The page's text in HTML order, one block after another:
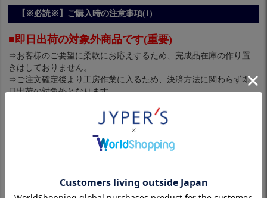
【※必読※】ご購入時の注意事項(1)
■即日出荷の対象外商品です(重要)
⇒お客様のご要望に柔軟にお応えするため、完成品在庫の作り置
きはしておりません。
⇒ご注文確定後より工房作業に入るため、決済方法に関わらず即
日出荷の対象外となります。
※納期は通常3～6営業日程度。(翌～翌々営業日以降出荷予定)
※銀行振込の場合、ご入金確認後に作業開始となります。
休日明けなどでご注文が集中した場合は数日余分に頂く場合もご
※作業は受注順に行います。ご理解、ご協力をお願い致します。